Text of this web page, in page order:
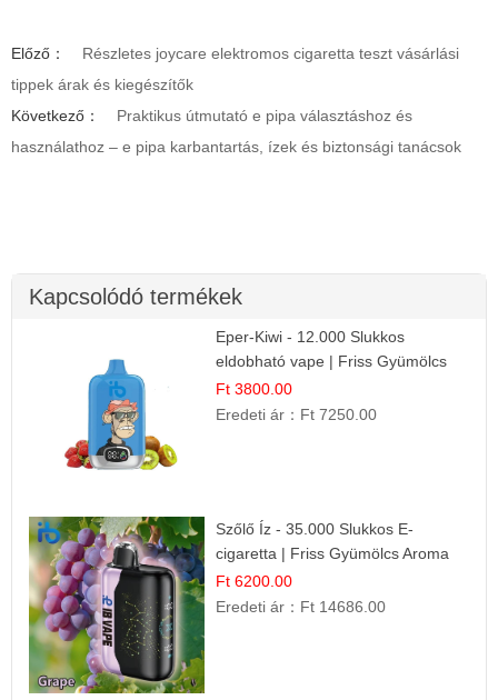
Előző：
Részletes joycare elektromos cigaretta teszt vásárlási
tippek árak és kiegészítők
Következő：
Praktikus útmutató e pipa választáshoz és
használathoz – e pipa karbantartás, ízek és biztonsági tanácsok
Kapcsolódó termékek
Eper-Kiwi - 12.000 Slukkos
eldobható vape | Friss Gyümölcs
Kombináció
Ft 3800.00
Eredeti ár： Ft 7250.00
Szőlő Íz - 35.000 Slukkos E-
cigaretta | Friss Gyümölcs Aroma
Ft 6200.00
Eredeti ár： Ft 14686.00